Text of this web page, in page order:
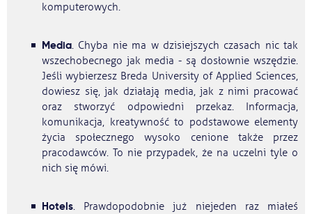
komputerowych.
Media. Chyba nie ma w dzisiejszych czasach nic tak
wszechobecnego jak media - są dosłownie wszędzie.
Jeśli wybierzesz Breda University of Applied Sciences,
dowiesz się, jak działają media, jak z nimi pracować
oraz stworzyć odpowiedni przekaz. Informacja,
komunikacja, kreatywność to podstawowe elementy
życia społecznego wysoko cenione także przez
pracodawców. To nie przypadek, że na uczelni tyle o
nich się mówi.
Hotels. Prawdopodobnie już niejeden raz miałeś